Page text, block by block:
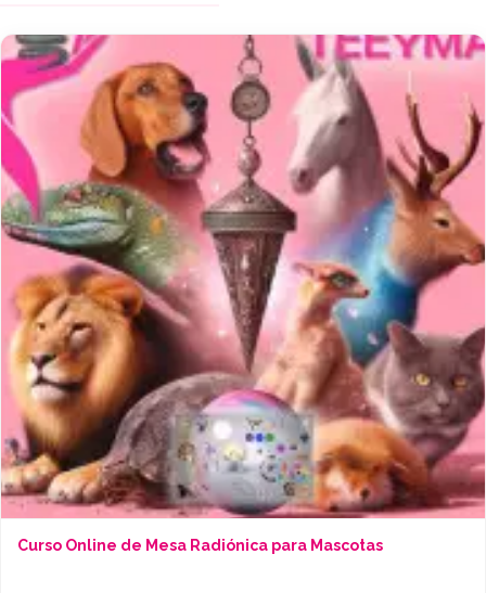
Curso Online de Mesa Radiónica para Mascotas